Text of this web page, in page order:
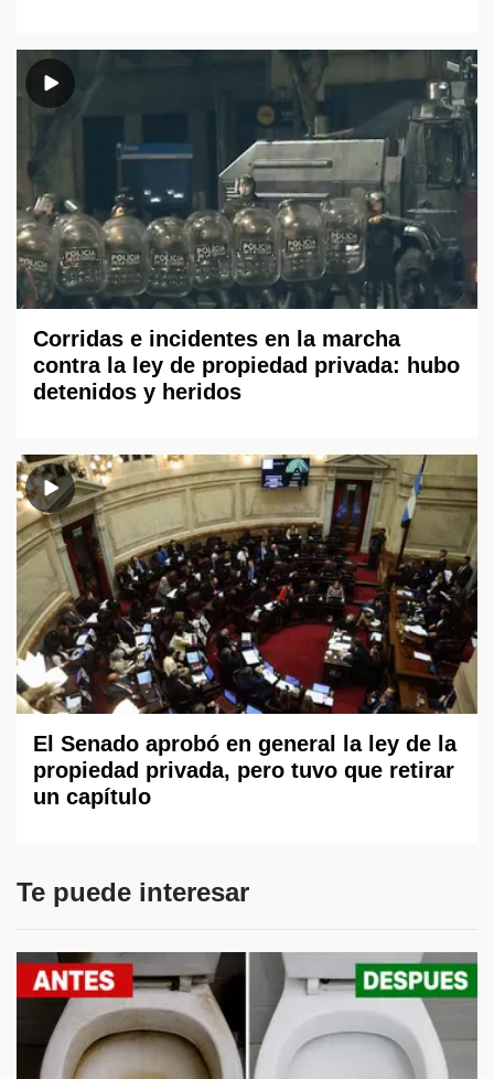
Corridas e incidentes en la marcha
contra la ley de propiedad privada: hubo
detenidos y heridos
El Senado aprobó en general la ley de la
propiedad privada, pero tuvo que retirar
un capítulo
Te puede interesar